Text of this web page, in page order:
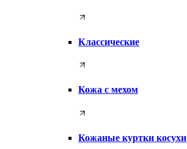
Классические
Кожа с мехом
Кожаные куртки косухи